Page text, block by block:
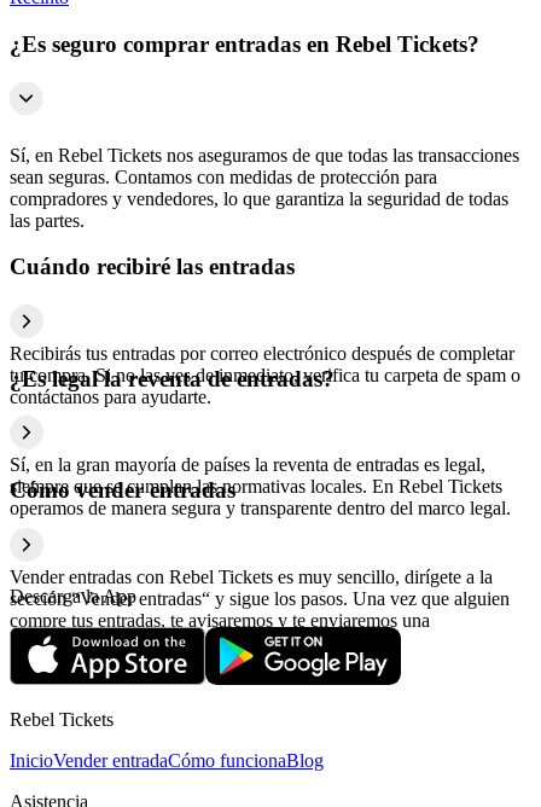
¿Es seguro comprar entradas en Rebel Tickets?
Sí, en Rebel Tickets nos aseguramos de que todas las transacciones
sean seguras. Contamos con medidas de protección para
compradores y vendedores, lo que garantiza la seguridad de todas
las partes.
Cuándo recibiré las entradas
Recibirás tus entradas por correo electrónico después de completar
tu compra. Si no las ves de inmediato, verifica tu carpeta de spam o
contáctanos para ayudarte.
¿Es legal la reventa de entradas?
Sí, en la gran mayoría de países la reventa de entradas es legal,
siempre que se cumplan las normativas locales. En Rebel Tickets
operamos de manera segura y transparente dentro del marco legal.
Cómo vender entradas
Vender entradas con Rebel Tickets es muy sencillo, dirígete a la
sección “Vender entradas“ y sigue los pasos. Una vez que alguien
compre tus entradas, te avisaremos y te enviaremos una
confirmación con la información relativa al pago.
Descarga la App
Rebel Tickets
InicioVender entradaCómo funcionaBlog
Asistencia